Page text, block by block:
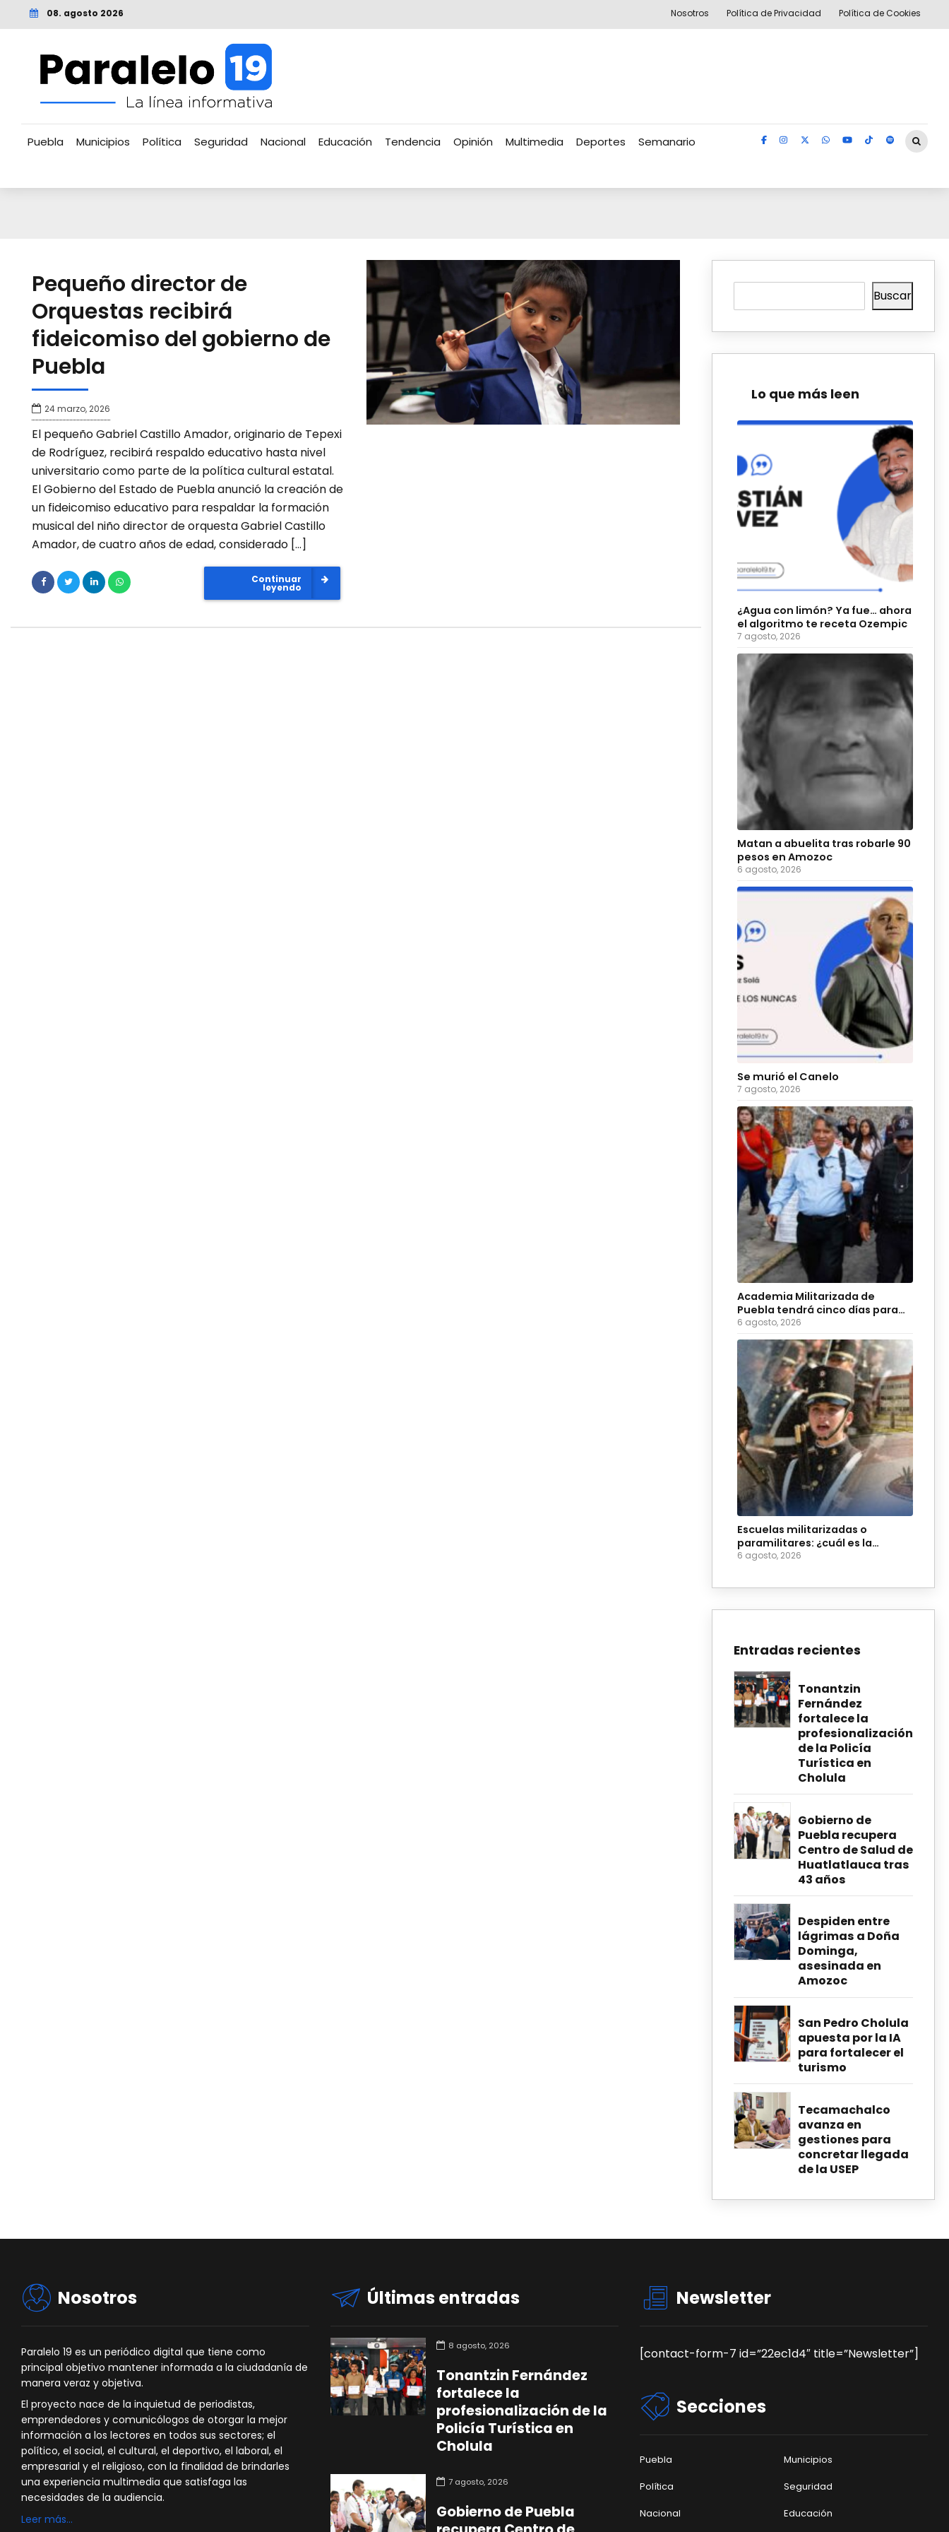
08. agosto 2026 Nosotros Política de Privacidad Política de Cookies
Puebla Municipios Política Seguridad Nacional Educación Tendencia Opinión Multimedia Deportes Semanario
Pequeño director de
Orquestas recibirá
fideicomiso del gobierno de
Puebla
24 marzo, 2026
El pequeño Gabriel Castillo Amador, originario de Tepexi
de Rodríguez, recibirá respaldo educativo hasta nivel
universitario como parte de la política cultural estatal.
El Gobierno del Estado de Puebla anunció la creación de
un fideicomiso educativo para respaldar la formación
musical del niño director de orquesta Gabriel Castillo
Amador, de cuatro años de edad, considerado […]
Continuar
leyendo
Buscar
Lo que más leen
¿Agua con limón? Ya fue… ahora
el algoritmo te receta Ozempic
7 agosto, 2026
Matan a abuelita tras robarle 90
pesos en Amozoc
6 agosto, 2026
Se murió el Canelo
7 agosto, 2026
Academia Militarizada de
Puebla tendrá cinco días para
evitar suspensión
6 agosto, 2026
Escuelas militarizadas o
paramilitares: ¿cuál es la
diferencia?
6 agosto, 2026
Entradas recientes
Tonantzin
Fernández
fortalece la
profesionalización
de la Policía
Turística en
Cholula
Gobierno de
Puebla recupera
Centro de Salud de
Huatlatlauca tras
43 años
Despiden entre
lágrimas a Doña
Dominga,
asesinada en
Amozoc
San Pedro Cholula
apuesta por la IA
para fortalecer el
turismo
Tecamachalco
avanza en
gestiones para
concretar llegada
de la USEP
Nosotros
Paralelo 19 es un periódico digital que tiene como
principal objetivo mantener informada a la ciudadanía de
manera veraz y objetiva.
El proyecto nace de la inquietud de periodistas,
emprendedores y comunicólogos de otorgar la mejor
información a los lectores en todos sus sectores; el
político, el social, el cultural, el deportivo, el laboral, el
empresarial y el religioso, con la finalidad de brindarles
una experiencia multimedia que satisfaga las
necesidades de la audiencia.
Leer más…
Últimas entradas
8 agosto, 2026
Tonantzin Fernández
fortalece la
profesionalización de la
Policía Turística en
Cholula
7 agosto, 2026
Gobierno de Puebla
Newsletter
[contact-form-7 id=”22ec1d4″ title=”Newsletter”]
Secciones
Puebla
Municipios
Política
Seguridad
Nacional
Educación